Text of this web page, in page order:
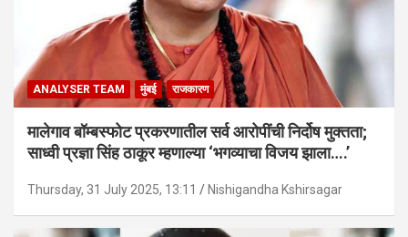
ANALYSER TEAM मुंबई राजकारण
मालेगाव बॉम्बस्फोट प्रकरणातील सर्व आरोपींची निर्दोष मुक्तता;
साध्वी प्रज्ञा सिंह ठाकूर म्हणाल्या ‘भगव्याचा विजय झाला….’
Thursday, 31 July 2025, 13:11 Nishigandha Kshirsagar